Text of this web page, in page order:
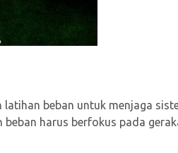
beban untuk menjaga
harus berfokus pada